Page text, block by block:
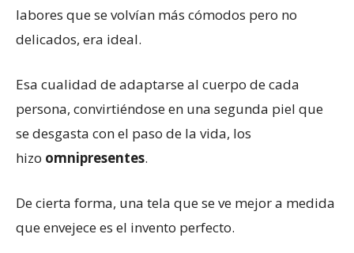
labores que se volvían más cómodos pero no
delicados, era ideal.
Esa cualidad de adaptarse al cuerpo de cada
persona, convirtiéndose en una segunda piel que
se desgasta con el paso de la vida, los
hizo omnipresentes.
De cierta forma, una tela que se ve mejor a medida
que envejece es el invento perfecto.